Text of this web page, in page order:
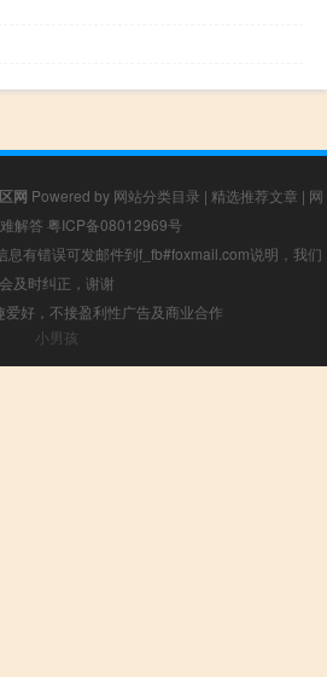
网 Powered by 网站分类目录 | 精选推荐文章 | 网
解答 粤ICP备08012969号
息有错误可发邮件到f_fb#foxmail.com说明，我们
会及时纠正，谢谢
好，不接盈利性广告及商业合作
小男孩